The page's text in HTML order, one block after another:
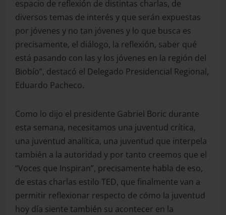
espacio de reflexión de distintas charlas, de
diversos temas de interés y que serán expuestas
por jóvenes y no tan jóvenes y lo que busca es
precisamente, el diálogo, la reflexión, saber qué
está pasando con las y los jóvenes en la región del
Biobío”, destacó el Delegado Presidencial Regional,
Eduardo Pacheco.
Como lo dijo el presidente Gabriel Boric durante
esta semana, necesitamos una juventud crítica,
una juventud analítica, una juventud que interpela
también a la autoridad y por tanto creemos que el
“Voces que Inspiran”, precisamente habla de eso,
de estas charlas estilo TED, que finalmente van a
permitir reflexionar respecto de cómo la juventud
hoy día siente también su acontecer en la